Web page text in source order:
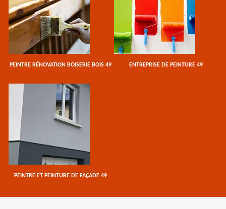
PEINTRE RÉNOVATION BOISERIE BOIS 49 ENTREPRISE DE PEINTURE 49
PEINTRE ET PEINTURE DE FAÇADE 49